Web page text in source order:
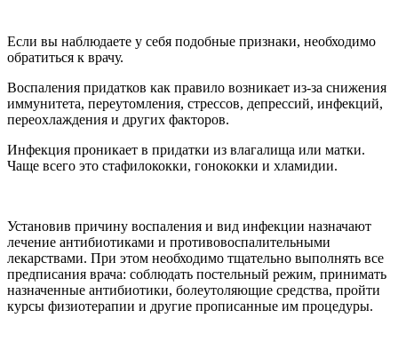
Если вы наблюдаете у себя подобные признаки, необходимо
обратиться к врачу.
Воспаления придатков как правило возникает из-за снижения
иммунитета, переутомления, стрессов, депрессий, инфекций,
переохлаждения и других факторов.
Инфекция проникает в придатки из влагалища или матки.
Чаще всего это стафилококки, гонококки и хламидии.
Установив причину воспаления и вид инфекции назначают
лечение антибиотиками и противовоспалительными
лекарствами. При этом необходимо тщательно выполнять все
предписания врача: соблюдать постельный режим, принимать
назначенные антибиотики, болеутоляющие средства, пройти
курсы физиотерапии и другие прописанные им процедуры.